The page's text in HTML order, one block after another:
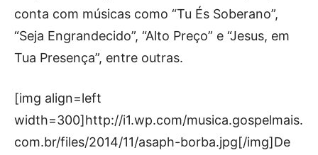
conta com músicas como “Tu És Soberano”,
“Seja Engrandecido”, “Alto Preço” e “Jesus, em
Tua Presença”, entre outras.
[img align=left
width=300]http://i1.wp.com/musica.gospelmais.
com.br/files/2014/11/asaph-borba.jpg[/img]De